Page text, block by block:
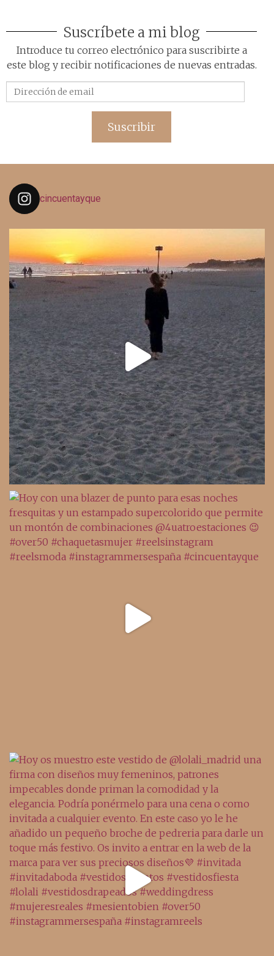
Suscríbete a mi blog
Introduce tu correo electrónico para suscribirte a
este blog y recibir notificaciones de nuevas entradas.
de
Suscribir
cincuentayque